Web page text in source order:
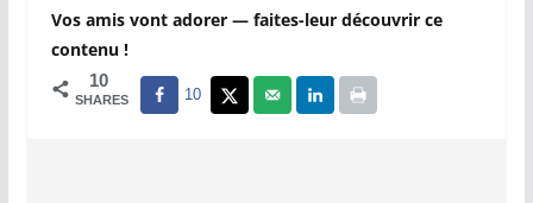
Vos amis vont adorer — faites-leur découvrir ce
contenu !
10
SHARES 10